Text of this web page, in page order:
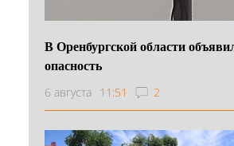
В Оренбургской области
опасность
6 августа 11:51 2